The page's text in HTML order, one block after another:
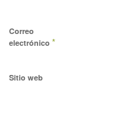
Correo
electrónico *
Sitio web